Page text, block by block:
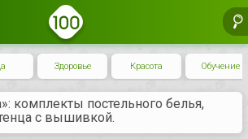
Здоровье Красота Обучение
комплекты постельного белья,
с вышивкой.